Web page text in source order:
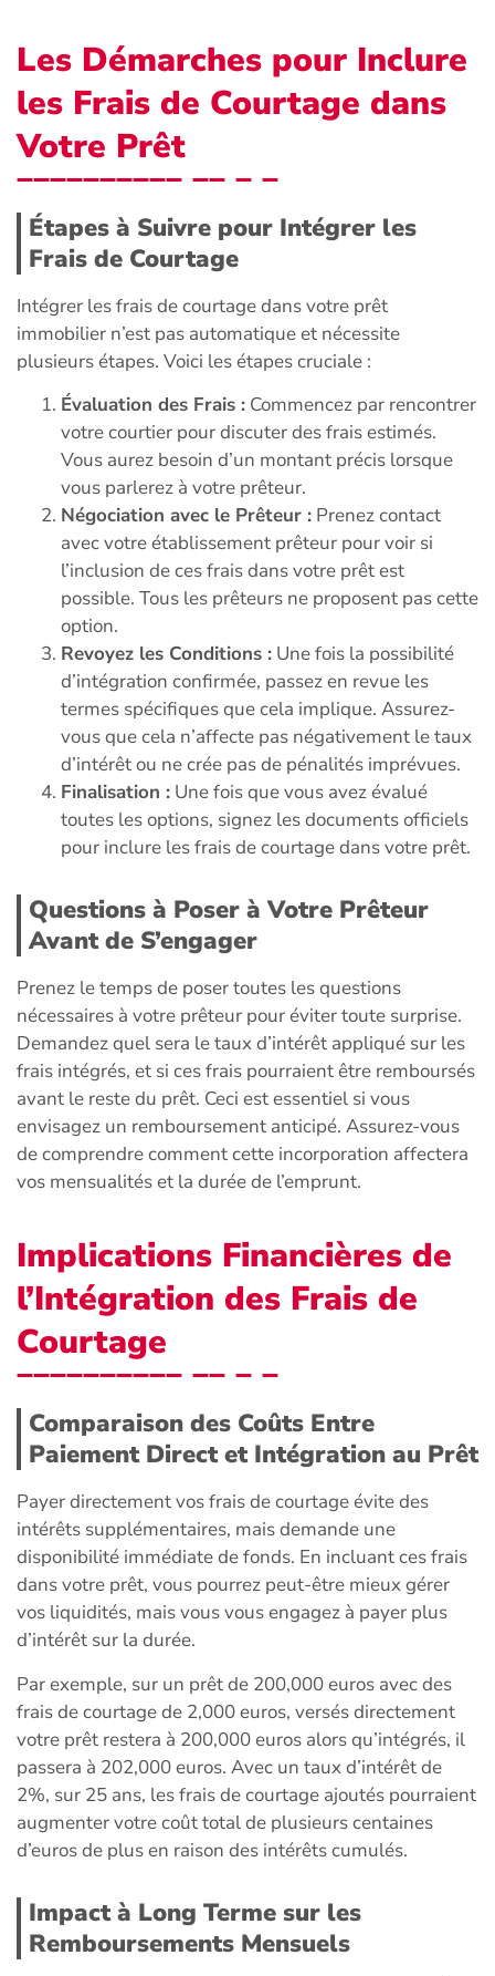
Les Démarches pour Inclure
les Frais de Courtage dans
Votre Prêt
Étapes à Suivre pour Intégrer les
Frais de Courtage
Intégrer les frais de courtage dans votre prêt
immobilier n’est pas automatique et nécessite
plusieurs étapes. Voici les étapes cruciale :
Évaluation des Frais : Commencez par rencontrer
votre courtier pour discuter des frais estimés.
Vous aurez besoin d’un montant précis lorsque
vous parlerez à votre prêteur.
Négociation avec le Prêteur : Prenez contact
avec votre établissement prêteur pour voir si
l’inclusion de ces frais dans votre prêt est
possible. Tous les prêteurs ne proposent pas cette
option.
Revoyez les Conditions : Une fois la possibilité
d’intégration confirmée, passez en revue les
termes spécifiques que cela implique. Assurez-
vous que cela n’affecte pas négativement le taux
d’intérêt ou ne crée pas de pénalités imprévues.
Finalisation : Une fois que vous avez évalué
toutes les options, signez les documents officiels
pour inclure les frais de courtage dans votre prêt.
Questions à Poser à Votre Prêteur
Avant de S’engager
Prenez le temps de poser toutes les questions
nécessaires à votre prêteur pour éviter toute surprise.
Demandez quel sera le taux d’intérêt appliqué sur les
frais intégrés, et si ces frais pourraient être remboursés
avant le reste du prêt. Ceci est essentiel si vous
envisagez un remboursement anticipé. Assurez-vous
de comprendre comment cette incorporation affectera
vos mensualités et la durée de l’emprunt.
Implications Financières de
l’Intégration des Frais de
Courtage
Comparaison des Coûts Entre
Paiement Direct et Intégration au Prêt
Payer directement vos frais de courtage évite des
intérêts supplémentaires, mais demande une
disponibilité immédiate de fonds. En incluant ces frais
dans votre prêt, vous pourrez peut-être mieux gérer
vos liquidités, mais vous vous engagez à payer plus
d’intérêt sur la durée.
Par exemple, sur un prêt de 200,000 euros avec des
frais de courtage de 2,000 euros, versés directement
votre prêt restera à 200,000 euros alors qu’intégrés, il
passera à 202,000 euros. Avec un taux d’intérêt de
2%, sur 25 ans, les frais de courtage ajoutés pourraient
augmenter votre coût total de plusieurs centaines
d’euros de plus en raison des intérêts cumulés.
Impact à Long Terme sur les
Remboursements Mensuels